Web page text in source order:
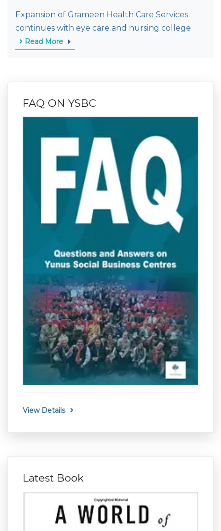
Expansion of Grameen Health Care Services
continues with eye care and nursing college
Read More
FAQ ON YSBC
View Details
Latest Book